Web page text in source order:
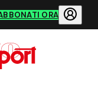
ORA